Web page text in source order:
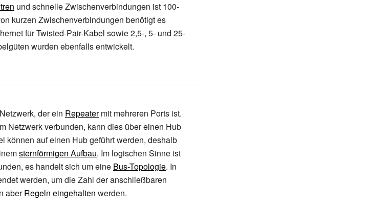
und schnelle Zwischenverbindungen ist 100-
kurzen Zwischenverbindungen benötigt es
für Twisted-Pair-Kabel sowie 2,5-, 5- und 25-
wurden ebenfalls entwickelt.
der ein Repeatermit mehreren Ports ist.
Netzwerk verbunden, kann dies über einen Hub
können auf einen Hub geführt werden, deshalb
sternförmigen Aufbau. Im logischen Sinne ist
es handelt sich um eine Bus-Topologie. In
werden, um die Zahl der anschließbaren
aberRegeln eingehalten werden.